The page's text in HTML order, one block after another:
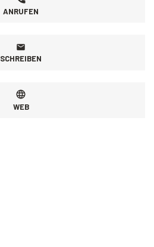
ANRUFEN
SCHREIBEN
WEB